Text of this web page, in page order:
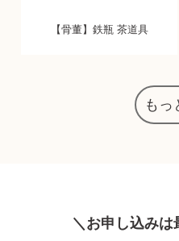
【骨董】鉄瓶 茶道具
もっ
お申し込みは